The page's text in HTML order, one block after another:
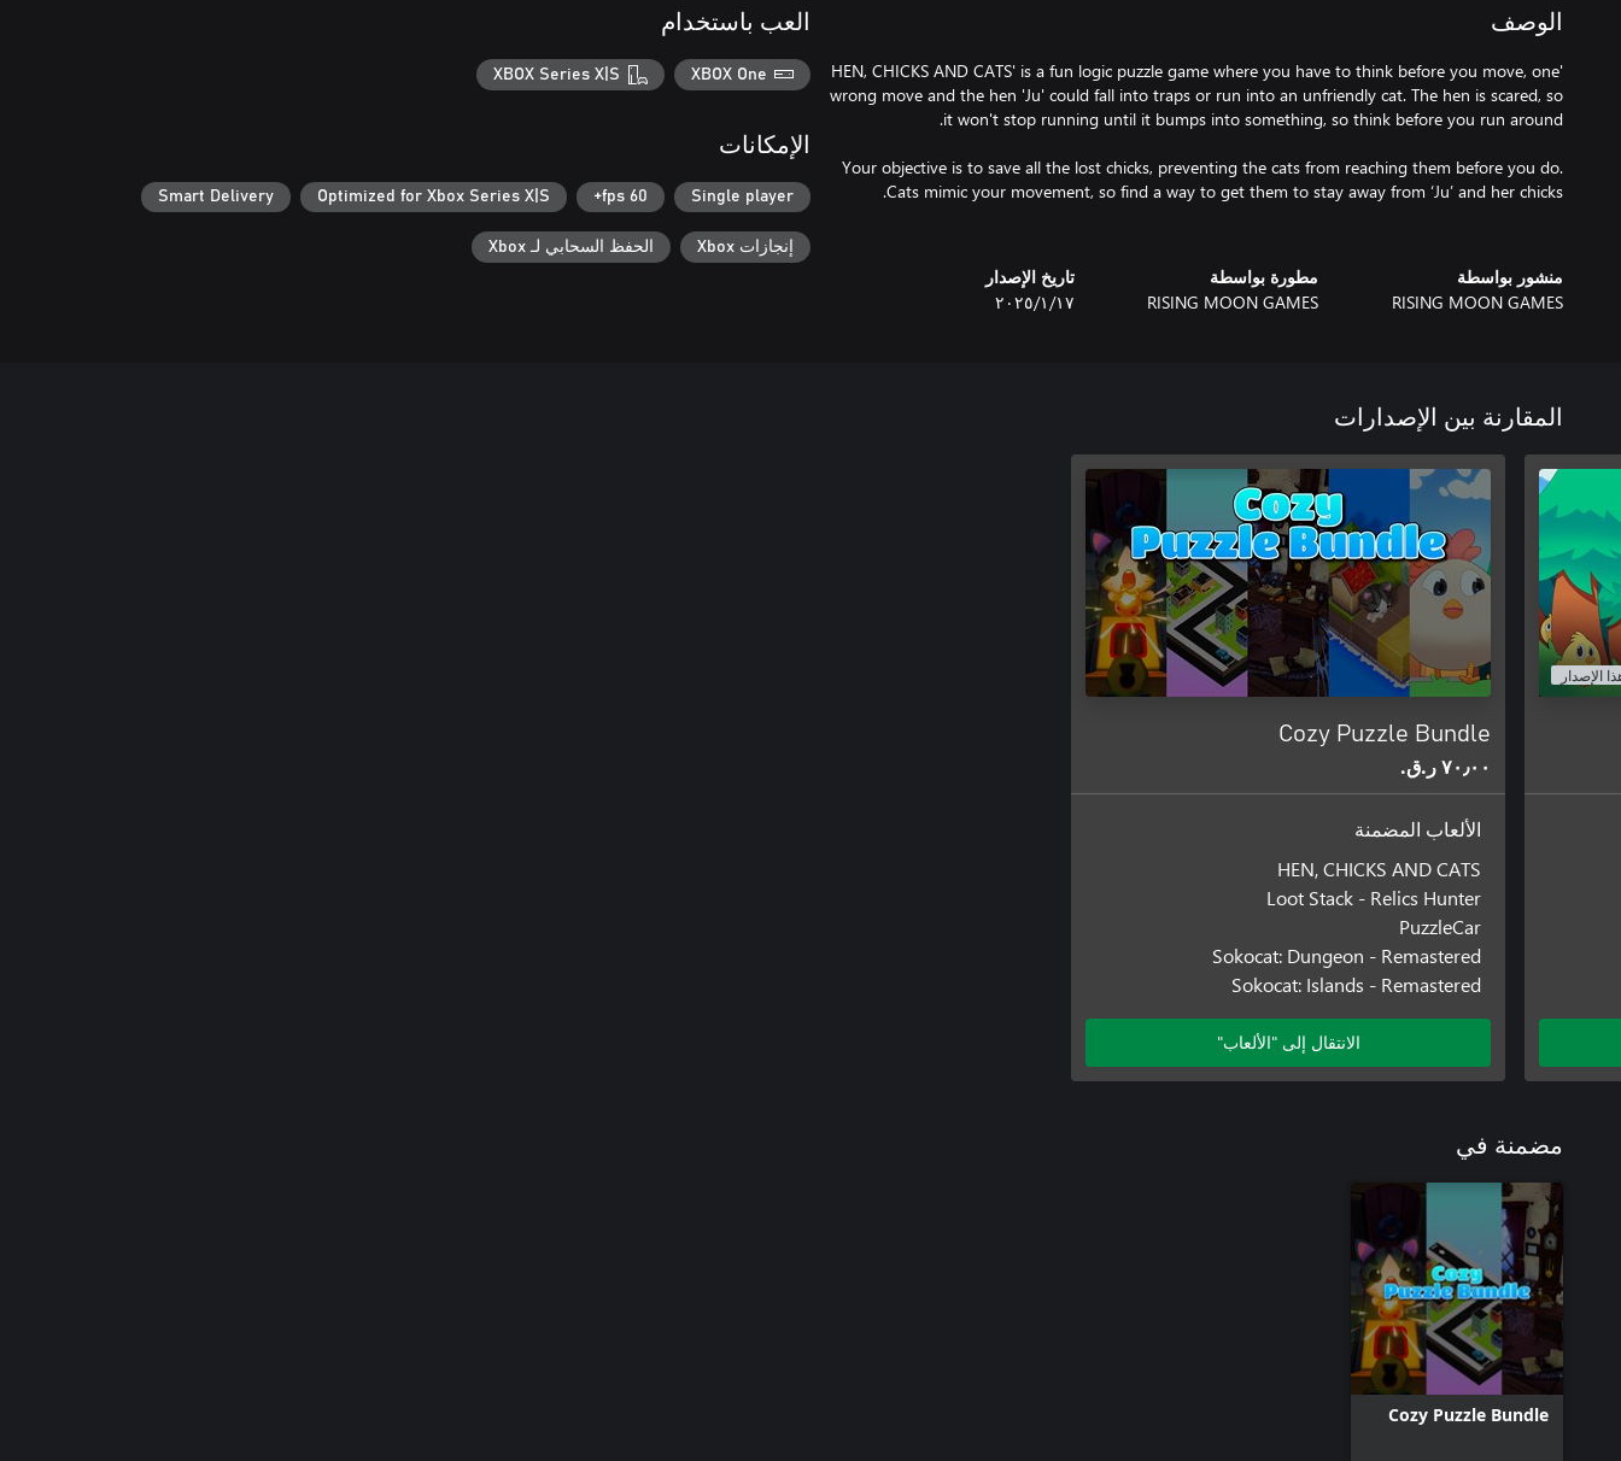
الوصف
'HEN, CHICKS AND CATS' is a fun logic puzzle game where you have to think before you move, one
wrong move and the hen 'Ju' could fall into traps or run into an unfriendly cat. The hen is scared, so
Your objective is to save all the lost chicks, preventing the cats from reaching them before you do.
منشور بواسطة
RISING MOON GAMES
مطورة بواسطة
RISING MOON GAMES
تاريخ الإصدار
١٧‏/١‏/٢٠٢٥
العب باستخدام
XBOX One
XBOX Series X|S
الإمكانات
Single player
60 fps+
Optimized for Xbox Series X|S
Smart Delivery
إنجازات Xbox الحفظ السحابي لـ Xbox
المقارنة بين الإصدارات
الإصدار
Cozy Puzzle Bundle
٧٠٫٠٠ ر.ق.‏
الألعاب المضمنة
HEN, CHICKS AND CATS
Loot Stack - Relics Hunter
PuzzleCar
Sokocat: Dungeon - Remastered
Sokocat: Islands - Remastered
الانتقال إلى "الألعاب"
مضمنة في
Cozy Puzzle Bundle